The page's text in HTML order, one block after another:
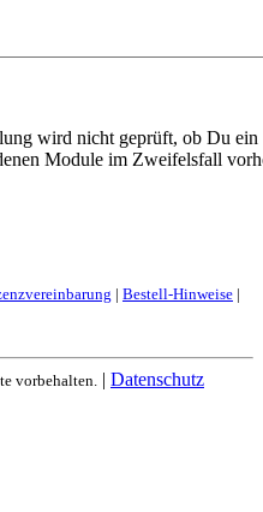
wird nicht geprüft, ob Du ein
Module im Zweifelsfall
| Bestell-Hinweise |
vorbehalten. | Datenschutz